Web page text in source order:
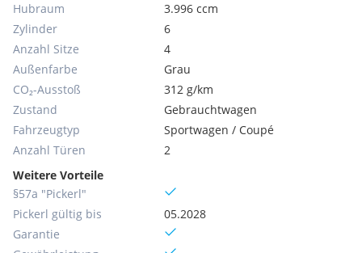
Hubraum
3.996 ccm
Zylinder
6
Anzahl Sitze
4
Außenfarbe
Grau
CO₂-Ausstoß
312 g/km
Zustand
Gebrauchtwagen
Fahrzeugtyp
Sportwagen / Coupé
Anzahl Türen
2
Weitere Vorteile
§57a "Pickerl"
Pickerl gültig bis
05.2028
Garantie